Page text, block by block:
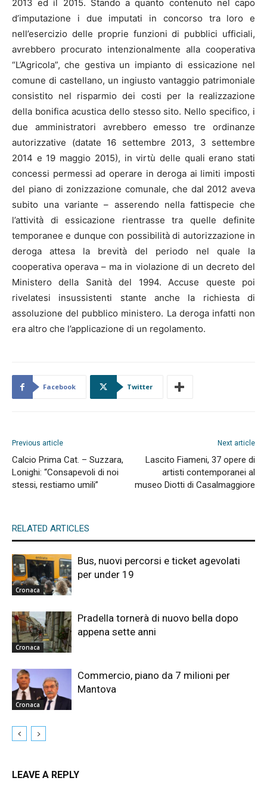
2013 ed il 2015. Stando a quanto contenuto nel capo
d’imputazione i due imputati in concorso tra loro e
nell’esercizio delle proprie funzioni di pubblici ufficiali,
avrebbero procurato intenzionalmente alla cooperativa
“L’Agricola”, che gestiva un impianto di essicazione nel
comune di castellano, un ingiusto vantaggio patrimoniale
consistito nel risparmio dei costi per la realizzazione
della bonifica acustica dello stesso sito. Nello specifico, i
due amministratori avrebbero emesso tre ordinanze
autorizzative (datate 16 settembre 2013, 3 settembre
2014 e 19 maggio 2015), in virtù delle quali erano stati
concessi permessi ad operare in deroga ai limiti imposti
del piano di zonizzazione comunale, che dal 2012 aveva
subito una variante – asserendo nella fattispecie che
l’attività di essicazione rientrasse tra quelle definite
temporanee e dunque con possibilità di autorizzazione in
deroga attesa la brevità del periodo nel quale la
cooperativa operava – ma in violazione di un decreto del
Ministero della Sanità del 1994. Accuse queste poi
rivelatesi insussistenti stante anche la richiesta di
assoluzione del pubblico ministero. La deroga infatti non
era altro che l’applicazione di un regolamento.
Facebook Twitter
Previous article
Calcio Prima Cat. – Suzzara,
Lonighi: “Consapevoli di noi
stessi, restiamo umili”
Next article
Lascito Fiameni, 37 opere di
artisti contemporanei al
museo Diotti di Casalmaggiore
RELATED ARTICLES
Cronaca
Bus, nuovi percorsi e ticket agevolati
per under 19
Cronaca
Pradella tornerà di nuovo bella dopo
appena sette anni
Cronaca
Commercio, piano da 7 milioni per
Mantova
LEAVE A REPLY